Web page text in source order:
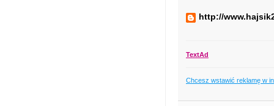
http://
TextAd
Chcesz wstawić reklamę w